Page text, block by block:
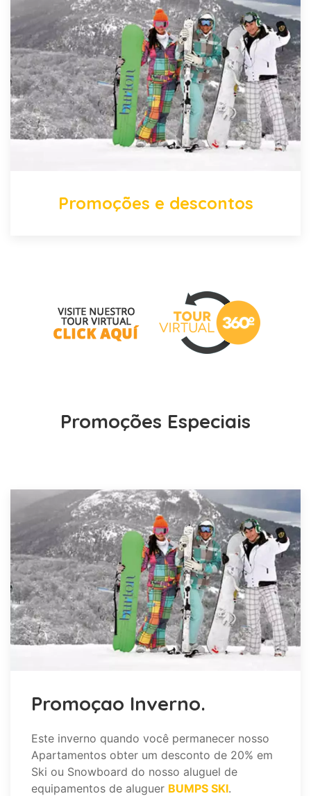
Promoções e descontos
Promoções Especiais
Promoçao Inverno.
Este inverno quando você permanecer nosso
Apartamentos obter um desconto de 20% em
Ski ou Snowboard do nosso aluguel de
equipamentos de aluguer BUMPS SKI.